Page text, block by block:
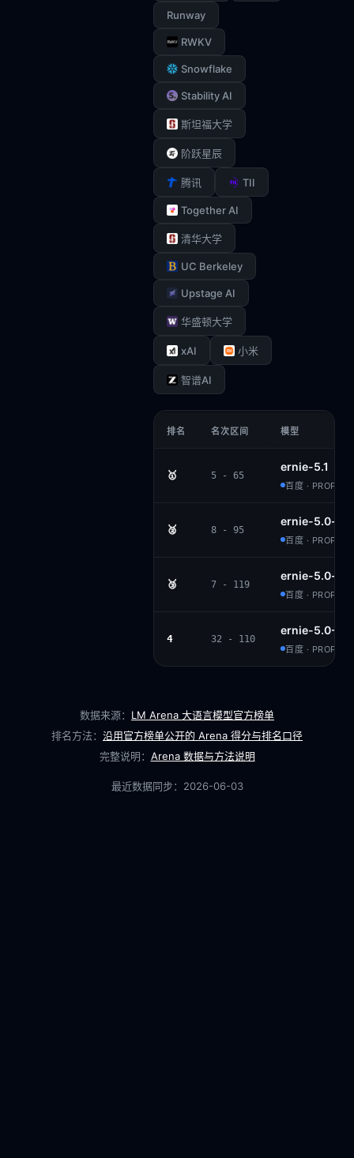
Runway
RWKV
Snowflake
Stability AI
斯坦福大学
阶跃星辰
腾讯 TII
Together AI
清华大学
UC Berkeley
Upstage AI
华盛顿大学
xAI 小米
智谱AI
排名 名次区间 模型
🥇 5 - 65
ernie-5.1
百度 ·
🥈 8 - 95
ernie-5.0-
百度 ·
🥉 7 - 119
ernie-5.0-
百度 ·
4 32 - 110
ernie-5.0-
百度 ·
数据来源： LM Arena 大语言模型官方榜单
排名方法： 沿用官方榜单公开的 Arena 得分与排名口径
完整说明： Arena 数据与方法说明
最近数据同步： 2026-06-03